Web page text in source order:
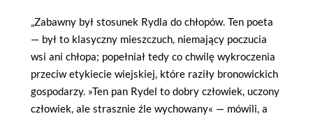
„Zabawny był stosunek Rydla do chłopów. Ten poeta
— był to klasyczny mieszczuch, niemający poczucia
wsi ani chłopa; popełniał tedy co chwilę wykroczenia
przeciw etykiecie wiejskiej, które raziły bronowickich
gospodarzy. »Ten pan Rydel to dobry człowiek, uczony
człowiek, ale strasznie źle wychowany« — mówili, a